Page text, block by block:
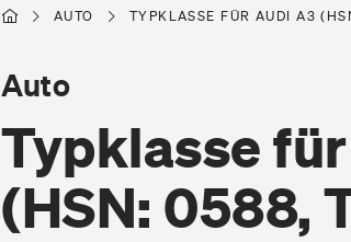
AUTO TYPKLASSE FÜR AUDI A3
Typklasse
(HSN: 0588,
Auto